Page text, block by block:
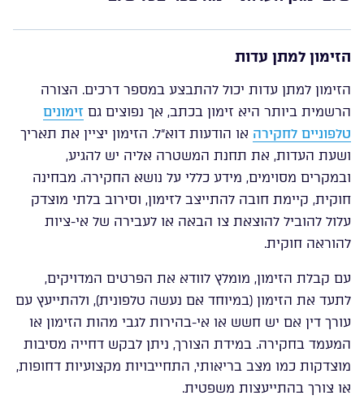
הזימון למתן עדות
הזימון למתן עדות יכול להתבצע במספר דרכים. הצורה
הרשמית ביותר היא זימון בכתב, אך נפוצים גם זימונים
טלפוניים לחקירה או הודעות דוא”ל. הזימון יציין את תאריך
ושעת העדות, את תחנת המשטרה אליה יש להגיע,
ובמקרים מסוימים, מידע כללי על נושא החקירה. מבחינה
חוקית, קיימת חובה להתייצב לזימון, וסירוב בלתי מוצדק
עלול להוביל להוצאת צו הבאה או לעבירה של אי-ציות
להוראה חוקית.
עם קבלת הזימון, מומלץ לוודא את הפרטים המדויקים,
לתעד את הזימון (במיוחד אם נעשה טלפונית), ולהתייעץ עם
עורך דין אם יש חשש או אי-בהירות לגבי מהות הזימון או
המעמד בחקירה. במידת הצורך, ניתן לבקש דחייה מסיבות
מוצדקות כמו מצב בריאותי, התחייבויות מקצועיות דחופות,
או צורך בהתייעצות משפטית.